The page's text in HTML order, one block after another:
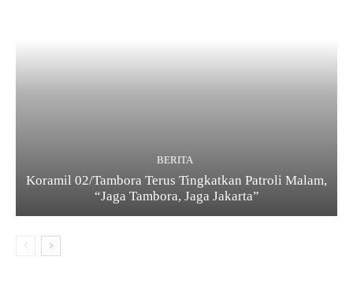
BERITA
Koramil 02/Tambora Terus Tingkatkan Patroli Malam,
“Jaga Tambora, Jaga Jakarta”